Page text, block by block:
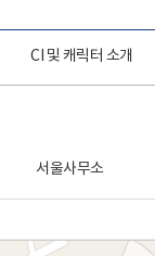
CI 및 캐릭터 소개
서울사무소